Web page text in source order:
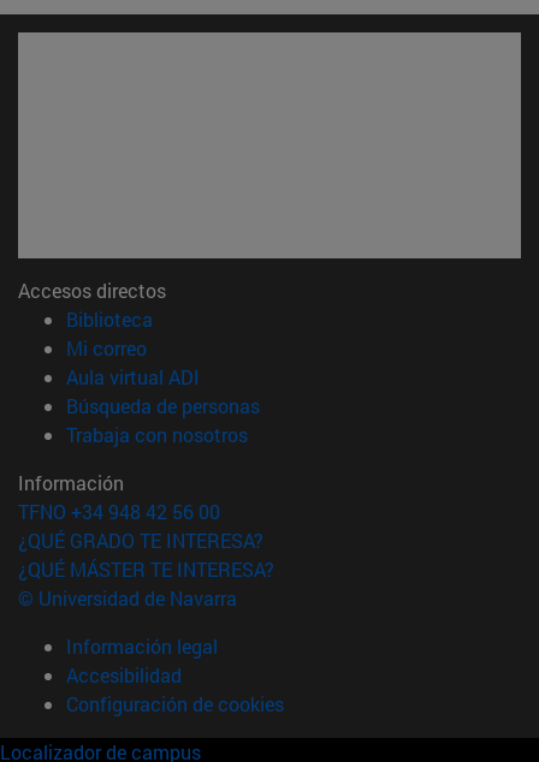
Accesos directos
Biblioteca
Mi correo(abre en nueva ventana)
Aula virtual ADI
Búsqueda de personas(abre en nueva ventana)
Trabaja con nosotros(abre en nueva ventana)
Información
TFNO +34 948 42 56 00
¿QUÉ GRADO TE INTERESA?
¿QUÉ MÁSTER TE INTERESA?
© Universidad de Navarra
Información legal
Accesibilidad
Configuración de cookies
Localizador de campus